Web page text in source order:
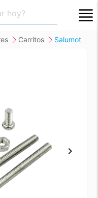
carritos salumot